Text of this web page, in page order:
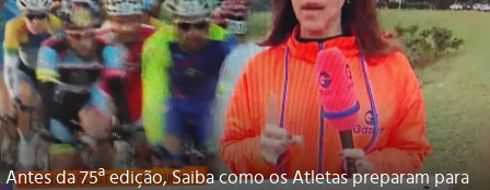
Antes da 75ª edição, Saiba como os Atletas preparam para